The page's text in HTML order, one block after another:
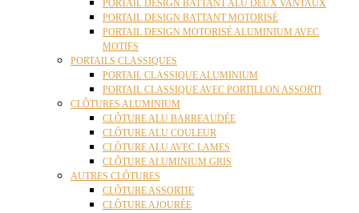
PORTAIL DESIGN BATTANT ALU DEUX VANTAUX
PORTAIL DESIGN BATTANT MOTORISÉ
PORTAIL DESIGN MOTORISÉ ALUMINIUM AVEC
MOTIFS
PORTAILS CLASSIQUES
PORTAIL CLASSIQUE ALUMINIUM
PORTAIL CLASSIQUE AVEC PORTILLON ASSORTI
CLÔTURES ALUMINIUM
CLÔTURE ALU BARREAUDÉE
CLÔTURE ALU COULEUR
CLÔTURE ALU AVEC LAMES
CLÔTURE ALUMINIUM GRIS
AUTRES CLÔTURES
CLÔTURE ASSORTIE
CLÔTURE AJOURÉE